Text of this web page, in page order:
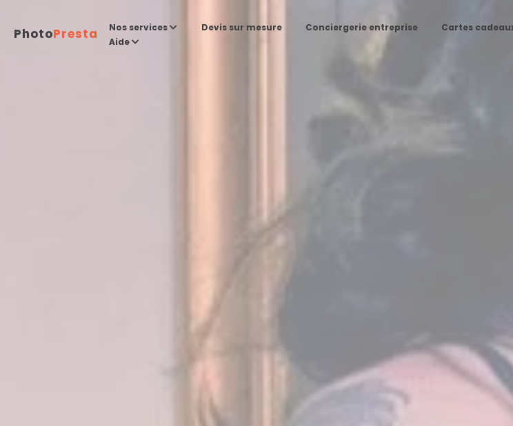
PhotoPresta Nos services Devis sur mesure Conciergerie entreprise Cartes
Aide